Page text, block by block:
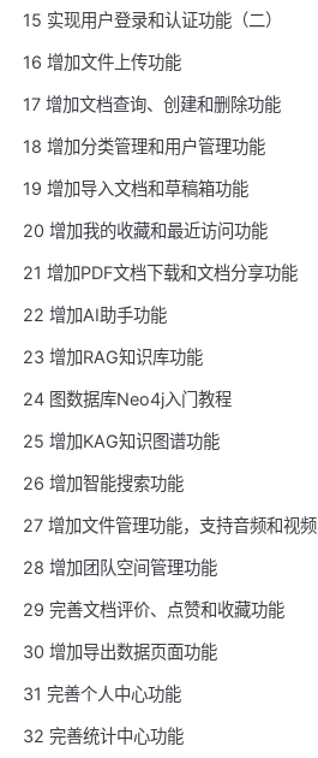
15 实现用户登录和认证功能（二）
16 增加文件上传功能
17 增加文档查询、创建和删除功能
18 增加分类管理和用户管理功能
19 增加导入文档和草稿箱功能
20 增加我的收藏和最近访问功能
21 增加PDF文档下载和文档分享功能
22 增加AI助手功能
23 增加RAG知识库功能
24 图数据库Neo4j入门教程
25 增加KAG知识图谱功能
26 增加智能搜索功能
27 增加文件管理功能，支持音频和视频
28 增加团队空间管理功能
29 完善文档评价、点赞和收藏功能
30 增加导出数据页面功能
31 完善个人中心功能
32 完善统计中心功能